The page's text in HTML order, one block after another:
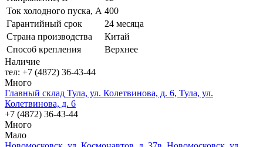
Ток холодного пуска, А 400
Гарантийный срок
24 месяца
Страна производства
Китай
Способ крепления
Верхнее
Наличие
тел: +7 (4872) 36-43-44
Много
Главный склад Тула, ул. Колетвинова, д. 6, Тула, ул.
Колетвинова, д. 6
+7 (4872) 36-43-44
Много
Мало